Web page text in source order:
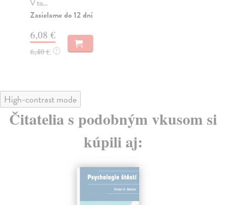
Zasielame do 12 dní
High-contrast mode
Čitatelia s podobným vkusom si
kúpili aj: